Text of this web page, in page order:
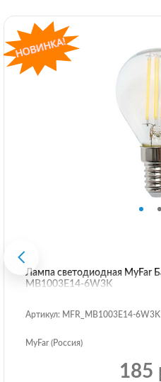
Лампа светодиодная MyFar
MB1003E14-6W3K
Артикул: MFR_MB1003E14-6W3K
MyFar (Россия)
185